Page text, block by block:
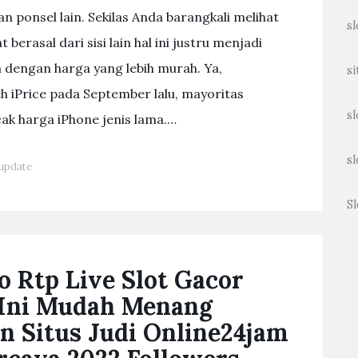
ponsel lain. Sekilas Anda barangkali melihat
berasal dari sisi lain hal ini justru menjadi
harga yang lebih murah. Ya,
iPrice pada September lalu, mayoritas
harga iPhone jenis lama.…
Rtp Live Slot Gacor
Mudah Menang
Situs Judi Online24jam